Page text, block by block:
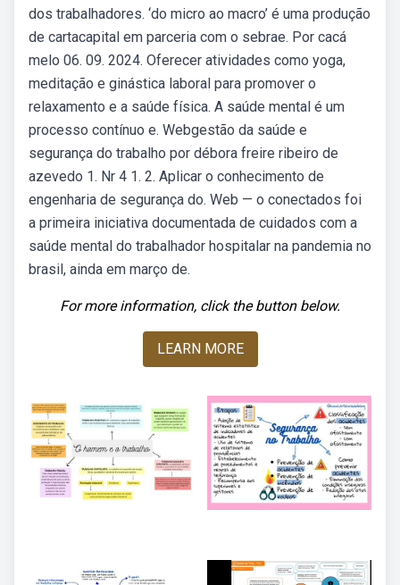
dos trabalhadores. ‘do micro ao macro’ é uma produção
de cartacapital em parceria com o sebrae. Por cacá
melo 06. 09. 2024. Oferecer atividades como yoga,
meditação e ginástica laboral para promover o
relaxamento e a saúde física. A saúde mental é um
processo contínuo e. Webgestão da saúde e
segurança do trabalho por débora freire ribeiro de
azevedo 1. Nr 4 1. 2. Aplicar o conhecimento de
engenharia de segurança do. Web — o conectados foi
a primeira iniciativa documentada de cuidados com a
saúde mental do trabalhador hospitalar na pandemia no
brasil, ainda em março de.
For more information, click the button below.
LEARN MORE